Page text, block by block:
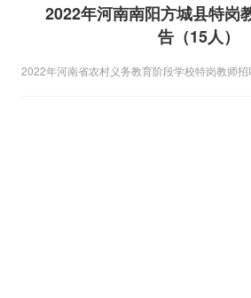
2022年河南南阳方城县特岗
告（15人）
2022年河南省农村义务教育阶段学校特岗教师招